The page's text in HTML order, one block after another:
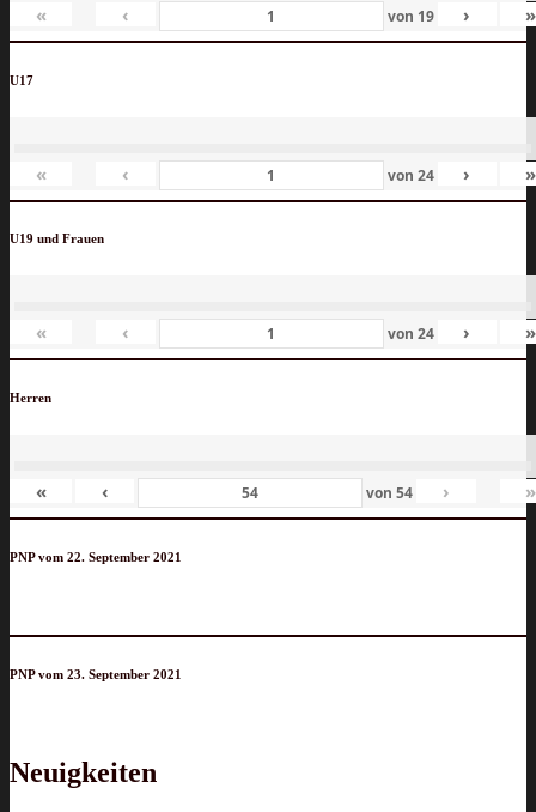
« ‹ von 19 › »
U17
« ‹ von 24 › »
U19 und Frauen
« ‹ von 24 › »
Herren
« ‹ von54 › »
PNP vom 22. September 2021
PNP vom 23. September 2021
Neuigkeiten